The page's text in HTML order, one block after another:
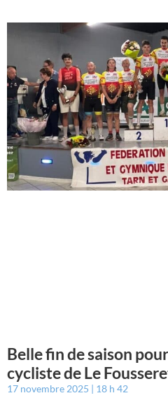
Belle fin de saison
cycliste de Le
17 novembre 2025 18 h 42